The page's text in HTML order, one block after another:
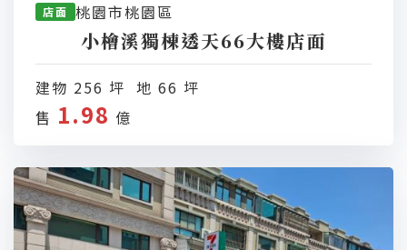
店面 桃園市桃園區
小檜溪獨棟透天66大樓店面
建物 256 坪 地 66 坪
售 1.98 億